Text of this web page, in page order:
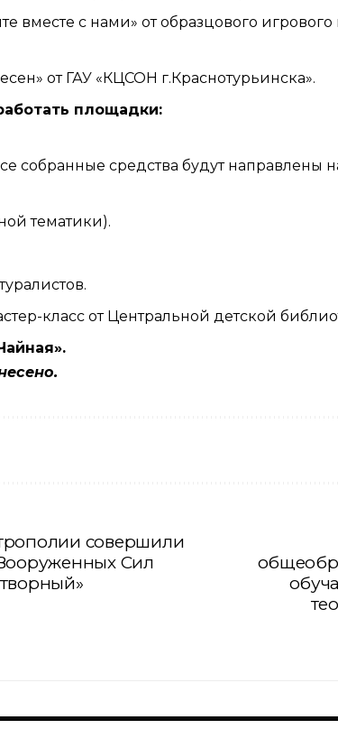
вместе с нами» от образцового игрового
от ГАУ «КЦСОН г.Краснотурьинска».
площадки:
собранные средства будут направлены
тематики).
класс от Центральной детской
совершили
Сил